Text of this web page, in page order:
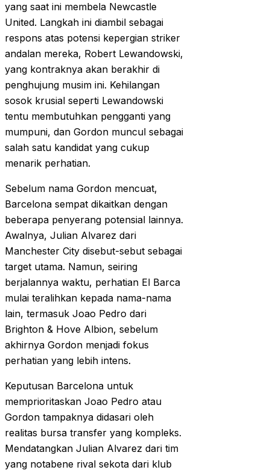
yang saat ini membela Newcastle
United. Langkah ini diambil sebagai
respons atas potensi kepergian striker
andalan mereka, Robert Lewandowski,
yang kontraknya akan berakhir di
penghujung musim ini. Kehilangan
sosok krusial seperti Lewandowski
tentu membutuhkan pengganti yang
mumpuni, dan Gordon muncul sebagai
salah satu kandidat yang cukup
menarik perhatian.
Sebelum nama Gordon mencuat,
Barcelona sempat dikaitkan dengan
beberapa penyerang potensial lainnya.
Awalnya, Julian Alvarez dari
Manchester City disebut-sebut sebagai
target utama. Namun, seiring
berjalannya waktu, perhatian El Barca
mulai teralihkan kepada nama-nama
lain, termasuk Joao Pedro dari
Brighton & Hove Albion, sebelum
akhirnya Gordon menjadi fokus
perhatian yang lebih intens.
Keputusan Barcelona untuk
memprioritaskan Joao Pedro atau
Gordon tampaknya didasari oleh
realitas bursa transfer yang kompleks.
Mendatangkan Julian Alvarez dari tim
yang notabene rival sekota dari klub